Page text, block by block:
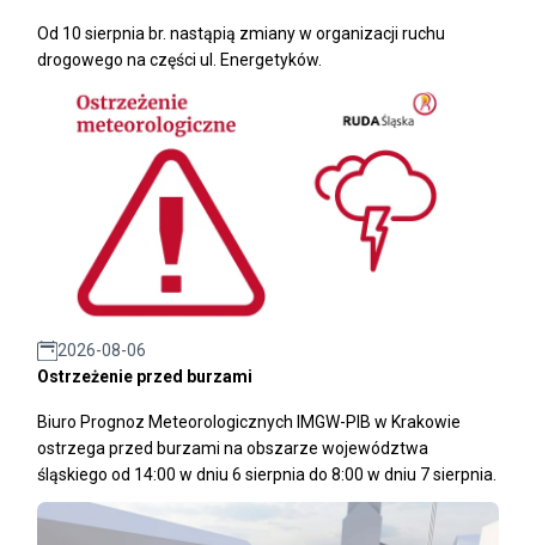
Od 10 sierpnia br. nastąpią zmiany w organizacji ruchu
drogowego na części ul. Energetyków.
2026-08-06
Ostrzeżenie przed burzami
Biuro Prognoz Meteorologicznych IMGW-PIB w Krakowie
ostrzega przed burzami na obszarze województwa
śląskiego od 14:00 w dniu 6 sierpnia do 8:00 w dniu 7 sierpnia.